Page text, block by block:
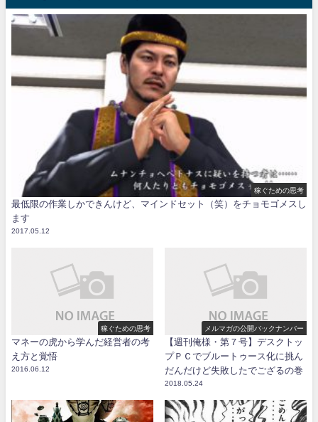
稼ぐための思考
最低限の作業しかできんけど、マインドセット（笑）をチョモゴメスし
ます
2017.05.12
稼ぐための思考
マネーの虎から学んだ経営者の考
え方と覚悟
2016.06.12
メルマガの公開バックナンバー
【週刊俺様・第７号】デスクトッ
プＰＣでブルートゥース化に挑ん
だんだけど失敗したでござるの巻
2018.05.24